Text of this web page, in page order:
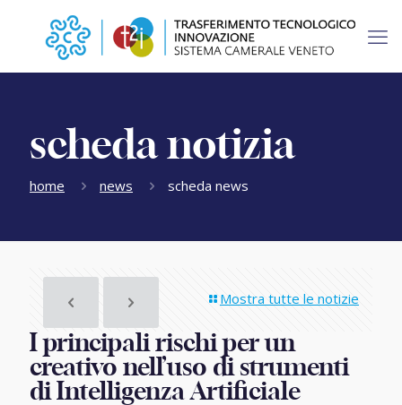
scheda notizia
home news scheda news
Mostra tutte le notizie
I principali rischi per un
creativo nell’uso di strumenti
di Intelligenza Artificiale